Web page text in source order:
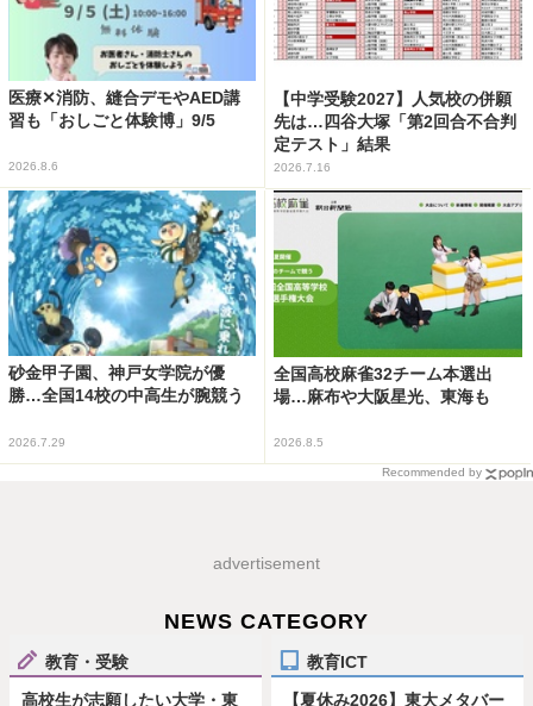
医療✕消防、縫合デモやAED講
習も「おしごと体験博」9/5
2026.8.6
【中学受験2027】人気校の併願
先は…四谷大塚「第2回合不合判
定テスト」結果
2026.7.16
砂金甲子園、神戸女学院が優
勝…全国14校の中高生が腕競う
2026.7.29
全国高校麻雀32チーム本選出
場…麻布や大阪星光、東海も
2026.8.5
Recommended by
advertisement
NEWS CATEGORY
教育・受験
高校生が志願したい大学・東
教育ICT
【夏休み2026】東大メタバー